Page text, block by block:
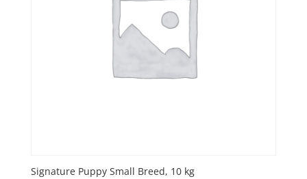
Signature Puppy Small Breed, 10 kg